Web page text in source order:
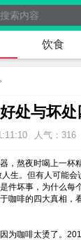
饮食
处与坏处
人气：316
，熬夜时喝上一杯
生。但有人可能
件坏事，为什么每
咖啡的四大真相，
为咖啡太烫了。